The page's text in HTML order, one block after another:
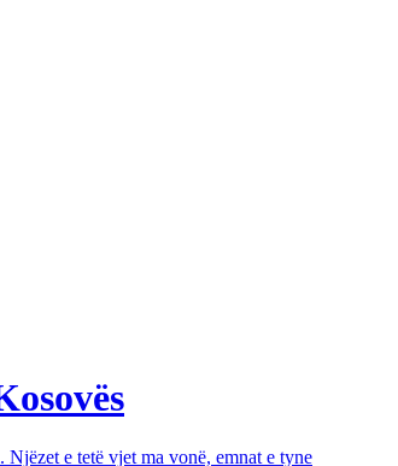
e tetë vjet ma vonë, emnat e tyne